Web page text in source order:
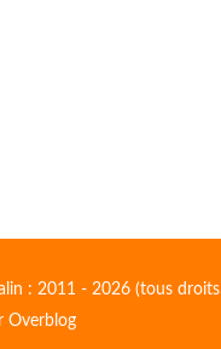
: 2011 - 2026 (tous droits
Overblog